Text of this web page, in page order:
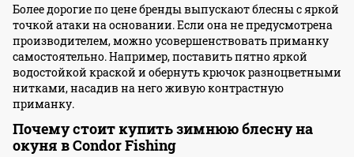
Более дорогие по цене бренды выпускают блесны с яркой
точкой атаки на основании. Если она не предусмотрена
производителем, можно усовершенствовать приманку
самостоятельно. Например, поставить пятно яркой
водостойкой краской и обернуть крючок разноцветными
нитками, насадив на него живую контрастную
приманку.
Почему стоит купить зимнюю блесну на
окуня в Condor Fishing